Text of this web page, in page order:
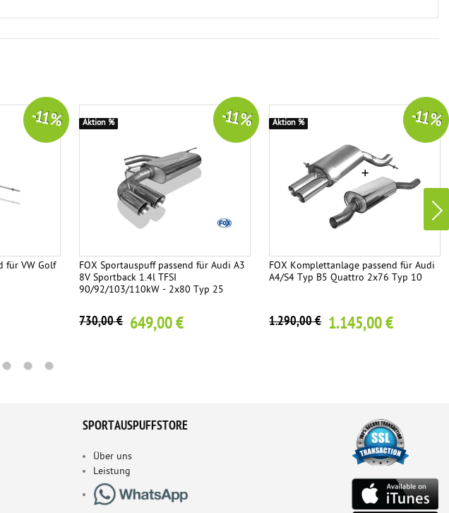
für VW Golf
-11 %
FOX Sportauspuff passend für Audi A3
8V Sportback 1.4l TFSI
90/92/103/110kW - 2x80 Typ 25
730,00 € 649,00 €
-11 %
Aktion %
FOX Komplettanlage passend für Audi
A4/S4 Typ B5 Quattro 2x76 Typ 10
1.290,00 € 1.145,00 €
-11 %
Aktion %
SPORTAUSPUFFSTORE
Über uns
Leistung